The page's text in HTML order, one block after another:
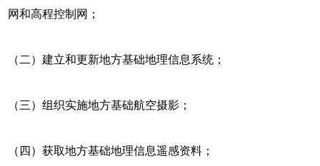
网和高程控制网；
（二）建立和更新地方基础地理信息系统；
（三）组织实施地方基础航空摄影；
（四）获取地方基础地理信息遥感资料；